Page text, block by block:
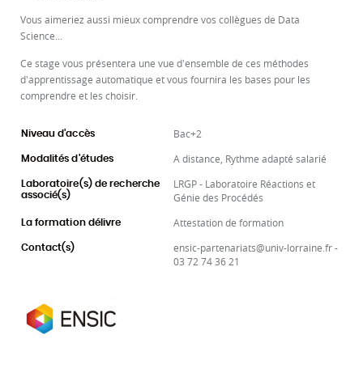
Vous aimeriez aussi mieux comprendre vos collègues de Data
Science...
Ce stage vous présentera une vue d'ensemble de ces méthodes
d'apprentissage automatique et vous fournira les bases pour les
comprendre et les choisir.
Niveau d'accès Bac+2
Modalités d'études A distance, Rythme adapté salarié
Laboratoire(s) de recherche
associé(s)
LRGP - Laboratoire Réactions et
Génie des Procédés
La formation délivre Attestation de formation
Contact(s)
ensic-partenariats@univ-lorraine.fr -
03 72 74 36 21